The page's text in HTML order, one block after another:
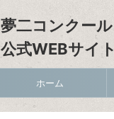
夢二コンクール
公式WEBサイト
ホーム